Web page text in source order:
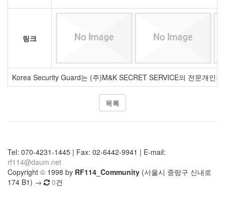
링크
Korea Security Guard는 (주)M&K SECRET SERVICE의 전문개인
목록
Tel: 070-4231-1445 | Fax: 02-6442-9941 | E-mail:
rf114@daum.net
Copyright © 1998 by RF114_Community (서울시 중랑구 신내로
174 B1) →
0건